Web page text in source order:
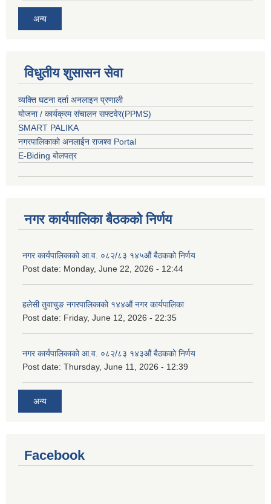
अन्य
विधुतीय शुसासन सेवा
व्यक्ति घटना दर्ता अनलाइन प्रणाली
योजना / कार्यक्रम संचालन सफ्टवेर(PPMS)
SMART PALIKA
नगरपालिकाको अनलाईन राजश्व Portal
E-Biding बोलपत्र
नगर कार्यपालिका बैठकको निर्णय
नगर कार्यपालिकाको आ.व. ०८२/८३ १४५औं बैठकको निर्णय
Post date: Monday, June 22, 2026 - 12:44
हलेसी तुवाचुङ नगरपालिकाको १४४औं नगर कार्यपालिका
Post date: Friday, June 12, 2026 - 22:35
नगर कार्यपालिकाको आ.व. ०८२/८३ १४३औं बैठकको निर्णय
Post date: Thursday, June 11, 2026 - 12:39
अन्य
Facebook